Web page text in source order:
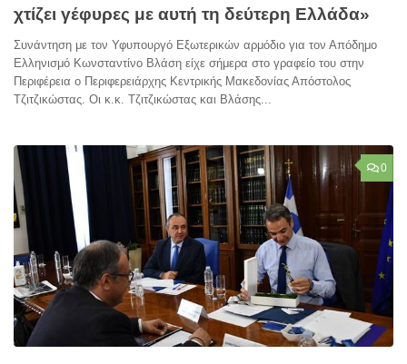
χτίζει γέφυρες με αυτή τη δεύτερη Ελλάδα»
Συνάντηση με τον Υφυπουργό Εξωτερικών αρμόδιο για τον Απόδημο
Ελληνισμό Κωνσταντίνο Βλάση είχε σήμερα στο γραφείο του στην
Περιφέρεια ο Περιφερειάρχης Κεντρικής Μακεδονίας Απόστολος
Τζιτζικώστας. Οι κ.κ. Τζιτζικώστας και Βλάσης...
0